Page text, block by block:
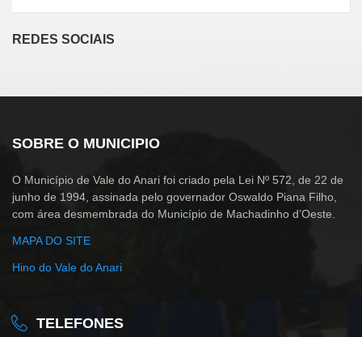
REDES SOCIAIS
SOBRE O MUNICIPIO
O Município de Vale do Anari foi criado pela Lei Nº 572, de 22 de
junho de 1994, assinada pelo governador Oswaldo Piana Filho,
com área desmembrada do Município de Machadinho d’Oeste.
MAPA DO SITE
Hino do Vale do Anari
TELEFONES